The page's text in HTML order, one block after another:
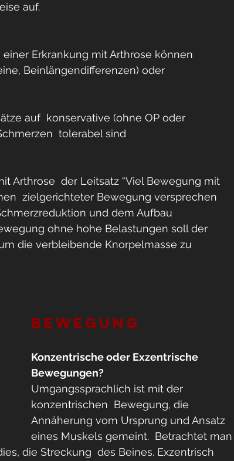
auf.
Erkrankung mit Arthrose können
Beinlängendifferenzen) oder
auf  konservative (ohne OP oder
tolerabel sind
Arthrose  der Leitsatz “Viel Bewegung mit
zielgerichteter Bewegung versprechen
und dem Aufbau
ohne hohe Belastungen soll der
die verbleibende Knorpelmasse zu
Bewegung
Konzentrische oder Exzentrische
Bewegungen?
Umgangssprachlich ist mit der
konzentrischen  Bewegung, die
Annäherung vom Ursprung und Ansatz
eines Muskels gemeint.  Betrachtet man
die Streckung  des Beines. Exzentrisch